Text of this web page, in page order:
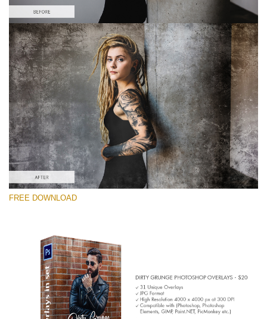
कृपया चुने
Free Photoshop Overlay #6
Small 800*533px
Dirty Grunge
(31 Overlays)
Large 6000*4000px
Large 6000*4000px
Entire Collection
(1783 Overlays)
Large 6000*4000px
FREE DOWNLOAD